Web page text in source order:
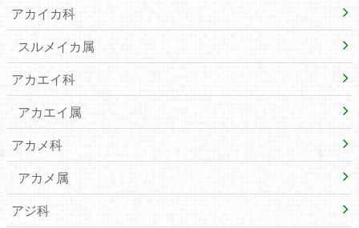
アカイカ科
スルメイカ属
アカエイ科
アカエイ属
アカメ科
アカメ属
アジ科